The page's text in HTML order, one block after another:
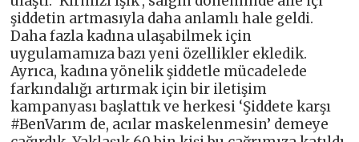
şiddetin artmasıyla daha anlamlı hale geldi.
Daha fazla kadına ulaşabilmek için
uygulamamıza bazı yeni özellikler ekledik.
Ayrıca, kadına yönelik şiddetle mücadelede
farkındalığı artırmak için bir iletişim
kampanyası başlattık ve herkesi ‘Şiddete karşı
#BenVarım de, acılar maskelenmesin’ demeye